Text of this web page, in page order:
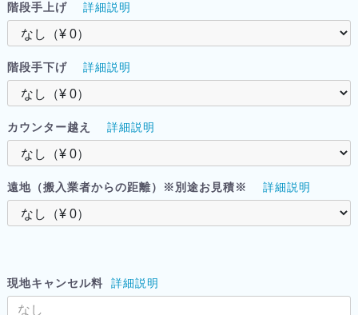
階段手上げ 詳細説明
階段手下げ 詳細説明
カウンター越え 詳細説明
遠地（搬入業者からの距離）※別途お見積※ 詳細説明
現地キャンセル料 詳細説明